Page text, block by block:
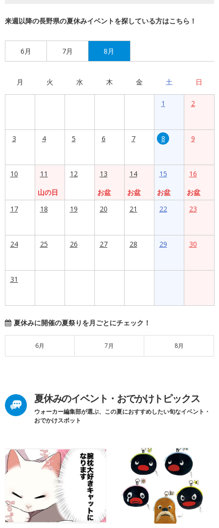
来週以降の長野県の夏休みイベントを探している方はこちら！
6月 7月 8月
月 火 水 木 金 土 日
1 2
3 4 5 6 7 8 9
10
11
山の日
12
13
お盆
14
お盆
15
お盆
16
お盆
17
18 19 20 21 22 23
24 25 26 27 28 29 30
31
夏休みに開催の夏祭りを月ごとにチェック！
6月 7月 8月
夏休みのイベント・おでかけトピックス
ウォーカー編集部が選ぶ、この夏におすすめしたい旬なイベント・
おでかけスポット